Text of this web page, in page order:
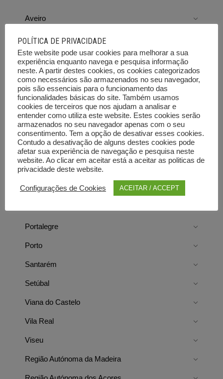
Aveiro
Beja
Braga
Bragança
Castelo Branco
Coimbra
Évora
Faro
Guarda
Leiria
Portalegre
Porto
Santarém
Setúbal
Viana do Castelo
Vila Real
Viseu
Região Autónoma da Madeira
POLÍTICA DE PRIVACIDADE
Este website pode usar cookies para melhorar a sua
experiência enquanto navega e pesquisa informação
neste. A partir destes cookies, os cookies categorizados
como necessários são armazenados no seu navegador,
pois são essenciais para o funcionamento das
funcionalidades básicas do site. Também usamos
cookies de terceiros que nos ajudam a analisar e
entender como utiliza este website. Estes cookies serão
armazenados no seu navegador apenas com o seu
consentimento. Tem a opção de desativar esses cookies.
Contudo a desativação de alguns destes cookies pode
afetar sua experiência de navegação e pesquisa neste
website. Ao clicar em aceitar está a aceitar as politicas de
privacidade deste website.
Configurações de Cookies ACEITAR / ACCEPT